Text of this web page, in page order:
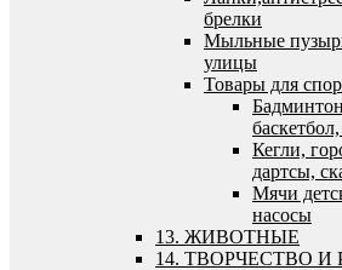
брелки
Мыльные
улицы
Товары для
Кегли,
дартсы,
Мячи
насосы
13. ЖИВОТНЫЕ
14. ТВОРЧЕСТВО И